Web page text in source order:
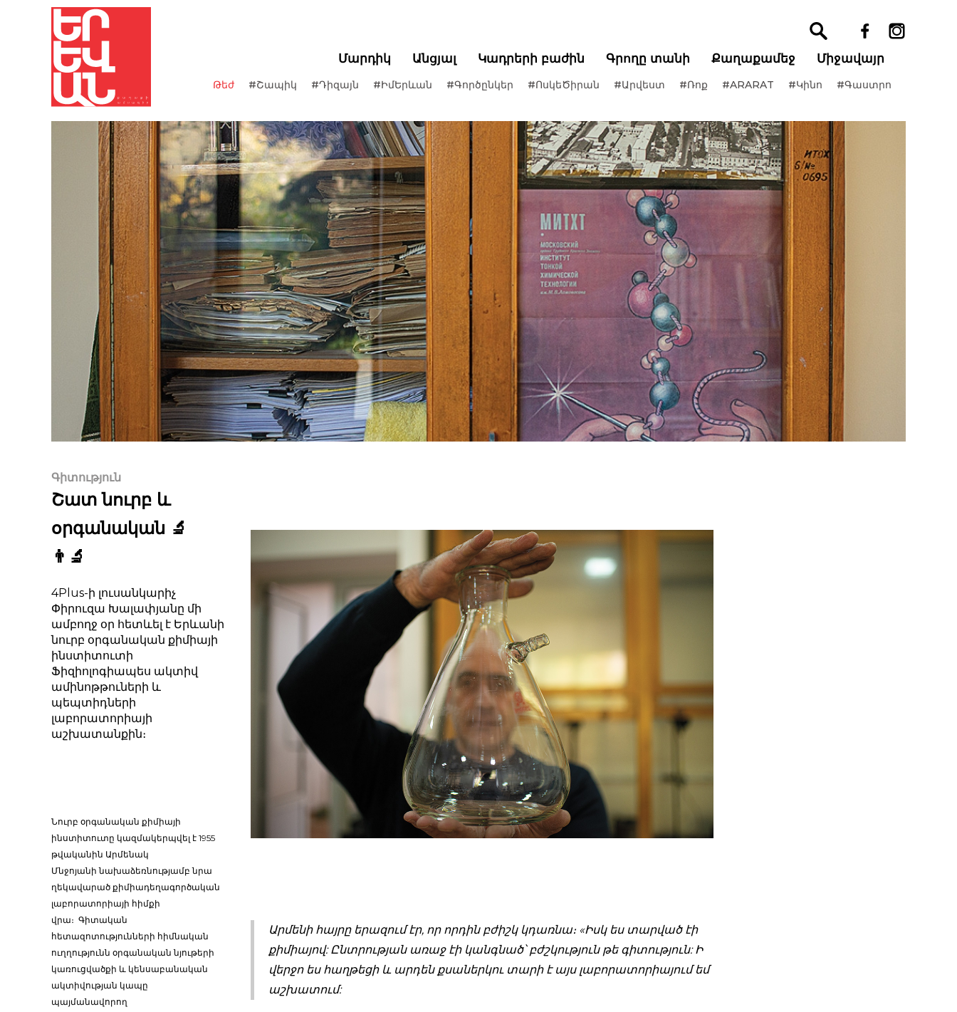
Մարդիկ Անցյալ Կադրերի բաժին Գրողը տանի Քաղաքամեջ Միջավայր
Թեժ #Շապիկ #Դիզայն #ԻմԵրևան #Գործընկեր #ՈսկեԾիրան #Արվեստ #Ռոք #ARARAT #Կինո #Գաստրո
Գիտություն
Շատ նուրբ և
օրգանական 🔬
👨‍🔬
4Plus-ի լուսանկարիչ
Փիրուզա Խալափյանը մի
ամբողջ օր հետևել է Երևանի
նուրբ օրգանական քիմիայի
ինստիտուտի
Ֆիզիոլոգիապես ակտիվ
ամինոթթուների և
պեպտիդների
լաբորատորիայի
աշխատանքին։
Նուրբ օրգանական քիմիայի
ինստիտուտը կազմակերպվել է 1955
թվականին Արմենակ
Մնջոյանի նախաձեռնությամբ նրա
ղեկավարած քիմիադեղագործական
լաբորատորիայի հիմքի
վրա։ Գիտական
հետազոտությունների հիմնական
ուղղությունն օրգանական նյութերի
կառուցվածքի և կենսաբանական
ակտիվության կապը
պայմանավորող
Արմենի հայրը երազում էր, որ որդին բժիշկ կդառնա։ «Իսկ ես տարված էի
քիմիայով: Ընտրության առաջ էի կանգնած՝ բժշկություն թե գիտություն: Ի
վերջո ես հաղթեցի և արդեն քսաներկու տարի է այս լաբորատորիայում եմ
աշխատում: